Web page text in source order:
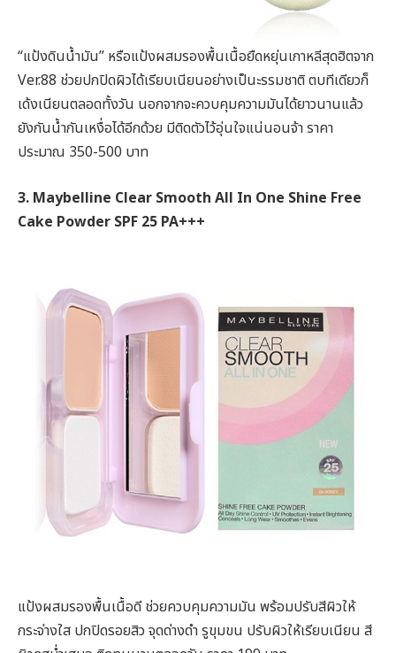
“แป้งดินน้ำมัน” หรือแป้งผสมรองพื้นเนื้อยืดหยุ่นเกาหลีสุดฮิตจาก
Ver.88 ช่วยปกปิดผิวได้เรียบเนียนอย่างเป็นะรรมชาติ ตบทีเดียวก็
เด้งเนียนตลอดทั้งวัน นอกจากจะควบคุมความมันได้ยาวนานแล้ว
ยังกันน้ำกันเหงื่อได้อีกด้วย มีติดตัวไว้อุ่นใจแน่นอนจ้า ราคา
ประมาณ 350-500 บาท
3. Maybelline Clear Smooth All In One Shine Free
Cake Powder SPF 25 PA+++
แป้งผสมรองพื้นเนื้อดี ช่วยควบคุมความมัน พร้อมปรับสีผิวให้
กระจ่างใส ปกปิดรอยสิว จุดด่างดำ รูขุมขน ปรับผิวให้เรียบเนียน สี